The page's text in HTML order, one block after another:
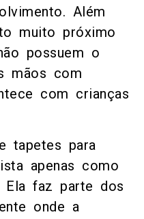
Além
muito próximo
possuem o
mãos com
com crianças
tapetes para
apenas como
Ela faz parte dos
onde a